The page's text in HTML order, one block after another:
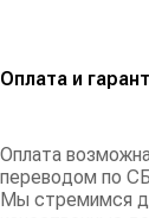
Оплата и
Оплата
переводом по
Мы стремимся